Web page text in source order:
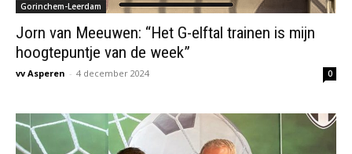
Gorinchem-Leerdam
Jorn van Meeuwen: “Het G-elftal trainen is mijn
hoogtepuntje van de week”
vv Asperen - 4 december 2024 0